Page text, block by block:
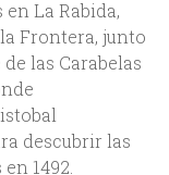
Único
en un lugar de
de relevancia